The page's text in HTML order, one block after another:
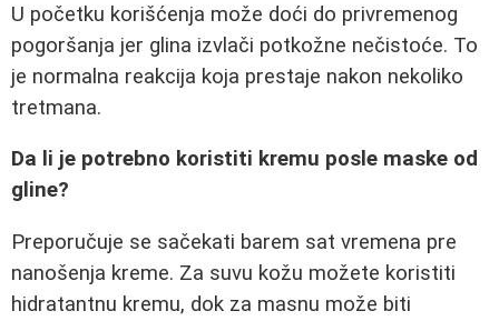
U početku korišćenja može doći do privremenog
pogoršanja jer glina izvlači potkožne nečistoće. To
je normalna reakcija koja prestaje nakon nekoliko
tretmana.
Da li je potrebno koristiti kremu posle maske od
gline?
Preporučuje se sačekati barem sat vremena pre
nanošenja kreme. Za suvu kožu možete koristiti
hidratantnu kremu, dok za masnu može biti